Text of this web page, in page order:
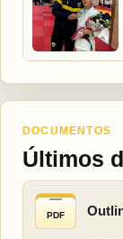
DOCUMENTOS
Últimos
PDF